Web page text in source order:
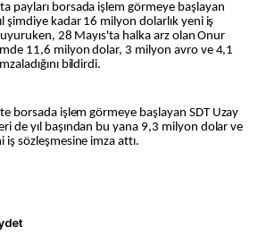
payları borsada işlem görmeye başlayan
şimdiye kadar 16 milyon dolarlık yeni iş
28 Mayıs'ta halka arz olan Onur
11,6 milyon dolar, 3 milyon avro ve 4,1
bildirdi.
borsada işlem görmeye başlayan SDT Uzay
de yıl başından bu yana 9,3 milyon dolar ve
sözleşmesine imza attı.